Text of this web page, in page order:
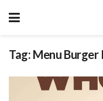
Tag: Menu Burger